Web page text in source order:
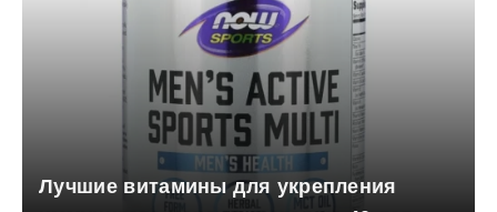
Лучшие витамины для укрепления